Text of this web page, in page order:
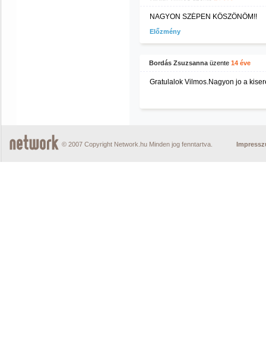
NAGYON SZÉPEN KÖSZÖNÖM!!
Előzmény
Bordás Zsuzsanna üzente 14 éve
Gratulalok Vilmos.Nagyon jo a
© 2007 Copyright Network.hu Minden jog fenntartva.